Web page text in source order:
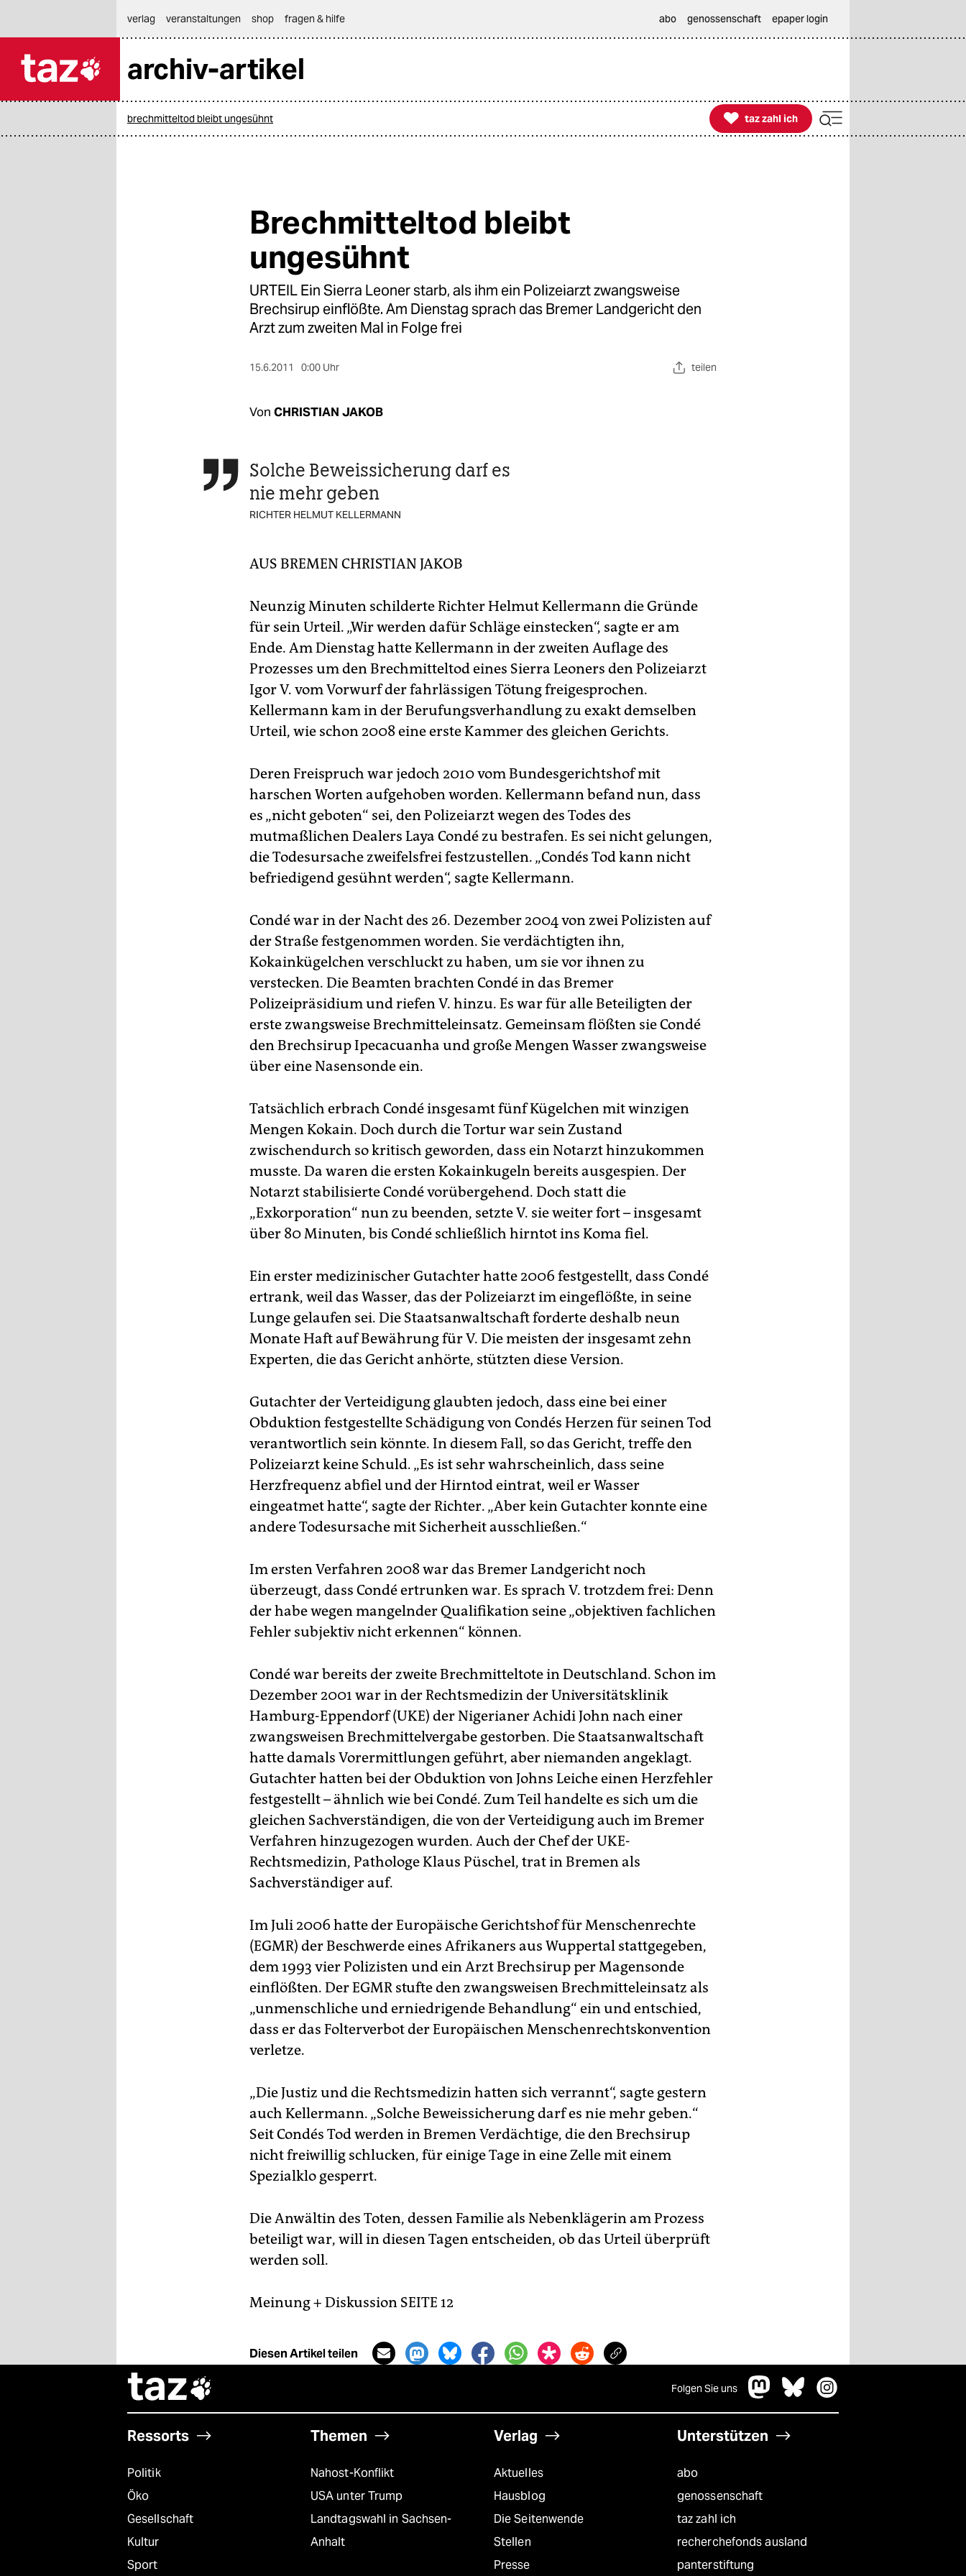
themen
veranstaltungen
verlag
veranstaltungen shop fragen & hilfe abo genossenschaft epaper login
archiv-artikel
brechmitteltod bleibt ungesühnt 
taz zahl ich
taz zahl ich
Brechmitteltod bleibt
ungesühnt
URTEIL Ein Sierra Leoner starb, als ihm ein Polizeiarzt zwangsweise
Brechsirup einflößte. Am Dienstag sprach das Bremer Landgericht den
Arzt zum zweiten Mal in Folge frei
15.6.2011 0:00 Uhr teilen
Von CHRISTIAN JAKOB
 Solche Beweissicherung darf es
nie mehr geben
RICHTER HELMUT KELLERMANN
AUS BREMEN CHRISTIAN JAKOB
Neunzig Minuten schilderte Richter Helmut Kellermann die Gründe
für sein Urteil. „Wir werden dafür Schläge einstecken“, sagte er am
Ende. Am Dienstag hatte Kellermann in der zweiten Auflage des
Prozesses um den Brechmitteltod eines Sierra Leoners den Polizeiarzt
Igor V. vom Vorwurf der fahrlässigen Tötung freigesprochen.
Kellermann kam in der Berufungsverhandlung zu exakt demselben
Urteil, wie schon 2008 eine erste Kammer des gleichen Gerichts.
Deren Freispruch war jedoch 2010 vom Bundesgerichtshof mit
harschen Worten aufgehoben worden. Kellermann befand nun, dass
es „nicht geboten“ sei, den Polizeiarzt wegen des Todes des
mutmaßlichen Dealers Laya Condé zu bestrafen. Es sei nicht gelungen,
die Todesursache zweifelsfrei festzustellen. „Condés Tod kann nicht
befriedigend gesühnt werden“, sagte Kellermann.
Condé war in der Nacht des 26. Dezember 2004 von zwei Polizisten auf
der Straße festgenommen worden. Sie verdächtigten ihn,
Kokainkügelchen verschluckt zu haben, um sie vor ihnen zu
verstecken. Die Beamten brachten Condé in das Bremer
Polizeipräsidium und riefen V. hinzu. Es war für alle Beteiligten der
erste zwangsweise Brechmitteleinsatz. Gemeinsam flößten sie Condé
den Brechsirup Ipecacuanha und große Mengen Wasser zwangsweise
über eine Nasensonde ein.
Tatsächlich erbrach Condé insgesamt fünf Kügelchen mit winzigen
Mengen Kokain. Doch durch die Tortur war sein Zustand
zwischendurch so kritisch geworden, dass ein Notarzt hinzukommen
musste. Da waren die ersten Kokainkugeln bereits ausgespien. Der
Notarzt stabilisierte Condé vorübergehend. Doch statt die
„Exkorporation“ nun zu beenden, setzte V. sie weiter fort – insgesamt
über 80 Minuten, bis Condé schließlich hirntot ins Koma fiel.
Ein erster medizinischer Gutachter hatte 2006 festgestellt, dass Condé
ertrank, weil das Wasser, das der Polizeiarzt im eingeflößte, in seine
Lunge gelaufen sei. Die Staatsanwaltschaft forderte deshalb neun
Monate Haft auf Bewährung für V. Die meisten der insgesamt zehn
Experten, die das Gericht anhörte, stützten diese Version.
Gutachter der Verteidigung glaubten jedoch, dass eine bei einer
Obduktion festgestellte Schädigung von Condés Herzen für seinen Tod
verantwortlich sein könnte. In diesem Fall, so das Gericht, treffe den
Polizeiarzt keine Schuld. „Es ist sehr wahrscheinlich, dass seine
Herzfrequenz abfiel und der Hirntod eintrat, weil er Wasser
eingeatmet hatte“, sagte der Richter. „Aber kein Gutachter konnte eine
andere Todesursache mit Sicherheit ausschließen.“
Im ersten Verfahren 2008 war das Bremer Landgericht noch
überzeugt, dass Condé ertrunken war. Es sprach V. trotzdem frei: Denn
der habe wegen mangelnder Qualifikation seine „objektiven fachlichen
Fehler subjektiv nicht erkennen“ können.
Condé war bereits der zweite Brechmitteltote in Deutschland. Schon im
Dezember 2001 war in der Rechtsmedizin der Universitätsklinik
Hamburg-Eppendorf (UKE) der Nigerianer Achidi John nach einer
zwangsweisen Brechmittelvergabe gestorben. Die Staatsanwaltschaft
hatte damals Vorermittlungen geführt, aber niemanden angeklagt.
Gutachter hatten bei der Obduktion von Johns Leiche einen Herzfehler
festgestellt – ähnlich wie bei Condé. Zum Teil handelte es sich um die
gleichen Sachverständigen, die von der Verteidigung auch im Bremer
Verfahren hinzugezogen wurden. Auch der Chef der UKE-
Rechtsmedizin, Pathologe Klaus Püschel, trat in Bremen als
Sachverständiger auf.
Im Juli 2006 hatte der Europäische Gerichtshof für Menschenrechte
(EGMR) der Beschwerde eines Afrikaners aus Wuppertal stattgegeben,
dem 1993 vier Polizisten und ein Arzt Brechsirup per Magensonde
einflößten. Der EGMR stufte den zwangsweisen Brechmitteleinsatz als
„unmenschliche und erniedrigende Behandlung“ ein und entschied,
dass er das Folterverbot der Europäischen Menschenrechtskonvention
verletze.
„Die Justiz und die Rechtsmedizin hatten sich verrannt“, sagte gestern
auch Kellermann. „Solche Beweissicherung darf es nie mehr geben.“
Seit Condés Tod werden in Bremen Verdächtige, die den Brechsirup
nicht freiwillig schlucken, für einige Tage in eine Zelle mit einem
Spezialklo gesperrt.
Die Anwältin des Toten, dessen Familie als Nebenklägerin am Prozess
beteiligt war, will in diesen Tagen entscheiden, ob das Urteil überprüft
werden soll.
Meinung + Diskussion SEITE 12
Diesen Artikel teilen
taz Folgen Sie uns
Ressorts
Politik
Öko
Gesellschaft
Kultur
Sport
Themen
Nahost-Konflikt
USA unter Trump
Landtagswahl in Sachsen-
Anhalt
Verlag
Aktuelles
Hausblog
Die Seitenwende
Stellen
Presse
Unterstützen
abo
genossenschaft
taz zahl ich
recherchefonds ausland
panterstiftung